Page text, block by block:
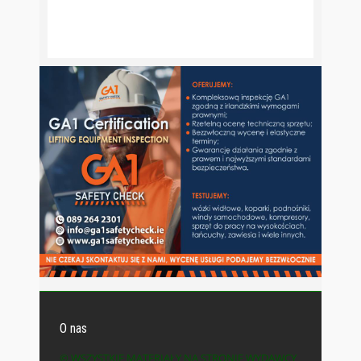
O nas
© WSZYSTKIE MATERIAŁY NA STRONIE WYDAWCY